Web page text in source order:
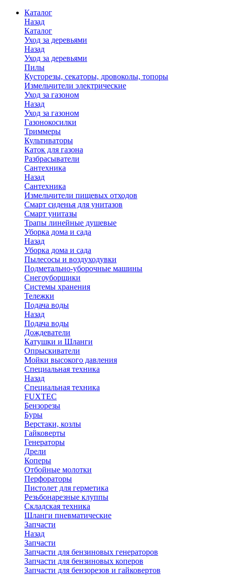
Каталог
Назад
Каталог
Уход за деревьями
Назад
Уход за деревьями
Пилы
Кусторезы, секаторы, дровоколы, топоры
Измельчители электрические
Уход за газоном
Назад
Уход за газоном
Газонокосилки
Триммеры
Культиваторы
Каток для газона
Разбрасыватели
Сантехника
Назад
Сантехника
Измельчители пищевых отходов
Смарт сиденья для унитазов
Смарт унитазы
Трапы линейные душевые
Уборка дома и сада
Назад
Уборка дома и сада
Пылесосы и воздуходувки
Подметально-уборочные машины
Снегоуборщики
Системы хранения
Тележки
Подача воды
Назад
Подача воды
Дождеватели
Катушки и Шланги
Опрыскиватели
Мойки высокого давления
Специальная техника
Назад
Специальная техника
FUXTEC
Бензорезы
Буры
Верстаки, козлы
Гайковерты
Генераторы
Дрели
Коперы
Отбойные молотки
Перфораторы
Пистолет для герметика
Резьбонарезные клуппы
Складская техника
Шланги пневматические
Запчасти
Назад
Запчасти
Запчасти для бензиновых генераторов
Запчасти для бензиновых коперов
Запчасти для бензорезов и гайковертов